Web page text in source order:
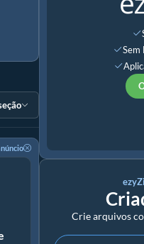
Sem
Crie arquivos